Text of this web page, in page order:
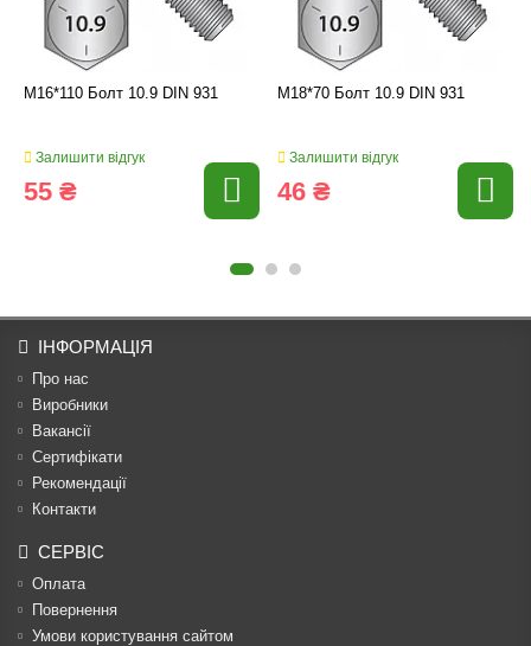
M16*110 Болт 10.9 DIN 931
Залишити відгук
55 ₴
M18*70 Болт 10.9 DIN 931
Залишити відгук
46 ₴
ІНФОРМАЦІЯ
Про нас
Виробники
Вакансії
Сертифікати
Рекомендації
Контакти
СЕРВІС
Оплата
Повернення
Умови користування сайтом